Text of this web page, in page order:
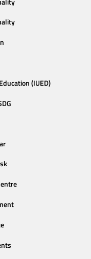
(IUED)